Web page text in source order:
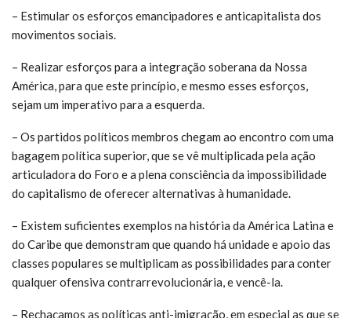
– Estimular os esforços emancipadores e anticapitalista dos
movimentos sociais.
– Realizar esforços para a integração soberana da Nossa
América, para que este princípio, e mesmo esses esforços,
sejam um imperativo para a esquerda.
– Os partidos políticos membros chegam ao encontro com uma
bagagem política superior, que se vê multiplicada pela ação
articuladora do Foro e a plena consciência da impossibilidade
do capitalismo de oferecer alternativas à humanidade.
– Existem suficientes exemplos na história da América Latina e
do Caribe que demonstram que quando há unidade e apoio das
classes populares se multiplicam as possibilidades para conter
qualquer ofensiva contrarrevolucionária, e vencê-la.
– Rechaçamos as políticas anti-imigração, em especial as que se